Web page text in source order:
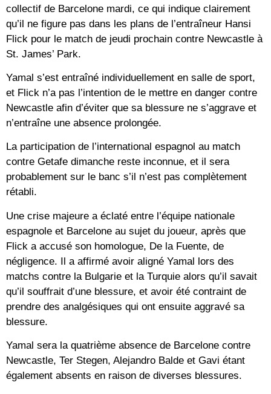
collectif de Barcelone mardi, ce qui indique clairement
qu’il ne figure pas dans les plans de l’entraîneur Hansi
Flick pour le match de jeudi prochain contre Newcastle à
St. James’ Park.
Yamal s’est entraîné individuellement en salle de sport,
et Flick n’a pas l’intention de le mettre en danger contre
Newcastle afin d’éviter que sa blessure ne s’aggrave et
n’entraîne une absence prolongée.
La participation de l’international espagnol au match
contre Getafe dimanche reste inconnue, et il sera
probablement sur le banc s’il n’est pas complètement
rétabli.
Une crise majeure a éclaté entre l’équipe nationale
espagnole et Barcelone au sujet du joueur, après que
Flick a accusé son homologue, De la Fuente, de
négligence. Il a affirmé avoir aligné Yamal lors des
matchs contre la Bulgarie et la Turquie alors qu’il savait
qu’il souffrait d’une blessure, et avoir été contraint de
prendre des analgésiques qui ont ensuite aggravé sa
blessure.
Yamal sera la quatrième absence de Barcelone contre
Newcastle, Ter Stegen, Alejandro Balde et Gavi étant
également absents en raison de diverses blessures.